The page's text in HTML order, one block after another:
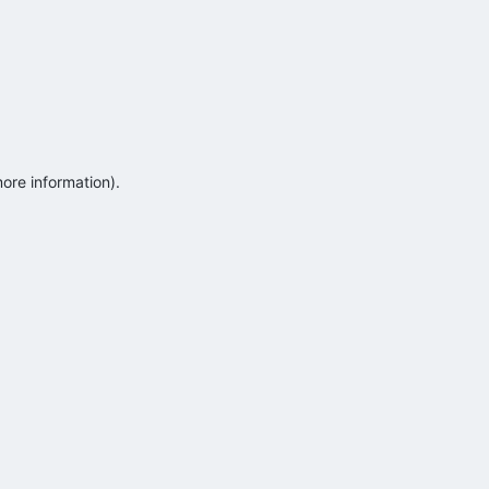
information).